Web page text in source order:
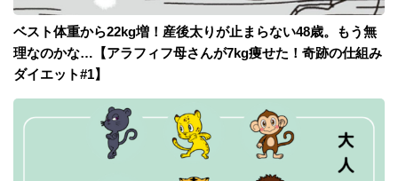
ベスト体重から22kg増！産後太りが止まらない48歳。もう無
理なのかな…【アラフィフ母さんが7kg痩せた！奇跡の仕組み
ダイエット#1】